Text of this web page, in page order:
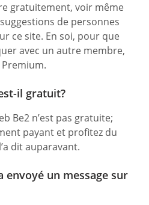
gratuitement, voir même
de personnes
ce site. En soi, pour que
avec un autre membre,
il gratuit?
Be2 n’est pas gratuite;
payant et profitez du
dit auparavant.
envoyé un message sur